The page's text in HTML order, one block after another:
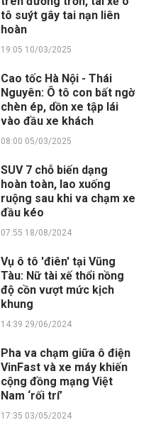
tô suýt gây tai nạn liên
hoàn
19:05 10/03/2025
Cao tốc Hà Nội - Thái
Nguyên: Ô tô con bất ngờ
chèn ép, dồn xe tập lái
vào đầu xe khách
08:00 05/03/2025
SUV 7 chỗ biến dạng
hoàn toàn, lao xuống
ruộng sau khi va chạm xe
đầu kéo
07:55 18/08/2024
Vụ ô tô 'điên' tại Vũng
Tàu: Nữ tài xế thổi nồng
độ cồn vượt mức kịch
khung
14:39 29/06/2024
Pha va chạm giữa ô điện
VinFast và xe máy khiến
cộng đồng mạng Việt
Nam ‘rối trí’
17:35 03/05/2024